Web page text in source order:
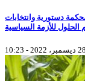
دستورية وانتخابات